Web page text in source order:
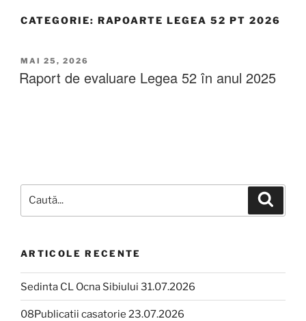
CATEGORIE: RAPOARTE LEGEA 52 PT 2026
MAI 25, 2026
Raport de evaluare Legea 52 în anul 2025
ARTICOLE RECENTE
Sedinta CL Ocna Sibiului 31.07.2026
08Publicatii casatorie 23.07.2026